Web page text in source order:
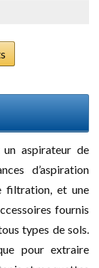
un aspirateur de
d’aspiration
filtration, et une
fournis
types de sols.
pour extraire